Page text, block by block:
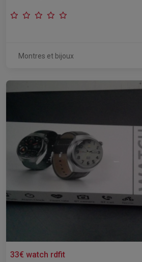
Montres et bijoux
33€ watch rdfit